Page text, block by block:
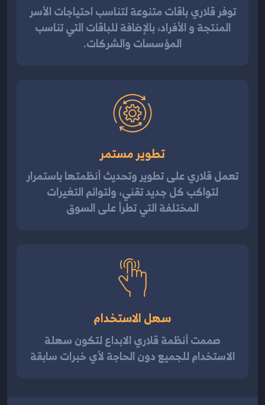
توفر قلاري باقات متنوعة لتناسب احتياجات الأسر
المنتجة و الأفراد، بالإضافة للباقات التي تناسب
المؤسسات والشركات.
تطوير مستمر
تعمل قلاري على تطوير وتحديث أنظمتها باستمرار
لتواكب كل جديد تقني، ولتوائم التغيرات
المختلفة التي تطرأ على السوق
سهل الاستخدام
صممت أنظمة قلاري الابداع لتكون سهلة
الاستخدام للجميع دون الحاجة لأي خبرات سابقة